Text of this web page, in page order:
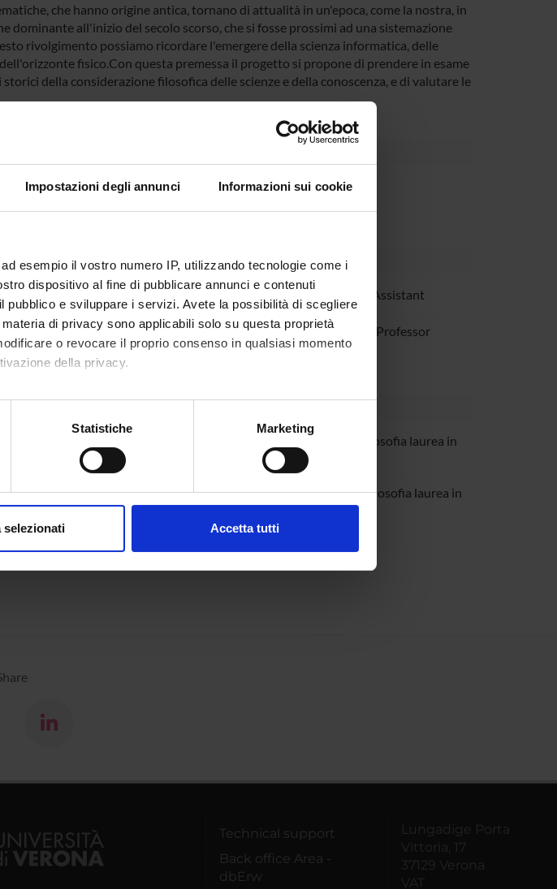
Impostazioni degli annunci Informazioni sui cookie
esempio il vostro numero IP, utilizzando tecnologie come i
dispositivo al fine di pubblicare annunci e contenuti
e sviluppare i servizi. Avete la possibilità di scegliere
di privacy sono applicabili solo su questa proprietà
o revocare il proprio consenso in qualsiasi momento
della privacy.
con un'approssimazione di qualche metro,
Dichiarazione sui cookie.
Statistiche Marketing
selezionati Accetta tutti
che hanno origine antica, tornano di attualità in un'epoca, come la nostra, in
dominante all'inizio del secolo scorso, che si fosse prossimi ad una sistemazione
rivolgimento possiamo ricordare l'emergere della scienza informatica, delle
fisico.Con questa premessa il progetto si propone di prendere in esame
della considerazione filosofica delle scienze e della conoscenza, e di valutare le
assigned and managed by the department
Professor Antonio Moretto Teaching Assistant
Lucia Procuranti Assistant Professor
a contratto
Filosofia laurea in
verona filosofia laurea in
Camilla Delazzari
Verona Filosofia laurea in
filosofia
Technical support
Back office Area -
dbErw
Lungadige Porta
Vittoria, 17
37129 Verona
VAT